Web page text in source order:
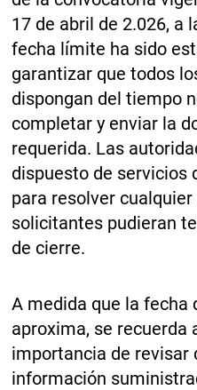
17 de abril de 2.026, a
fecha límite ha sido
garantizar que todos
dispongan del tiempo
completar y enviar la
requerida. Las
dispuesto de servicios
para resolver
solicitantes pudieran
de cierre.
A medida que la fecha
aproxima, se recuerda
importancia de revisar
información